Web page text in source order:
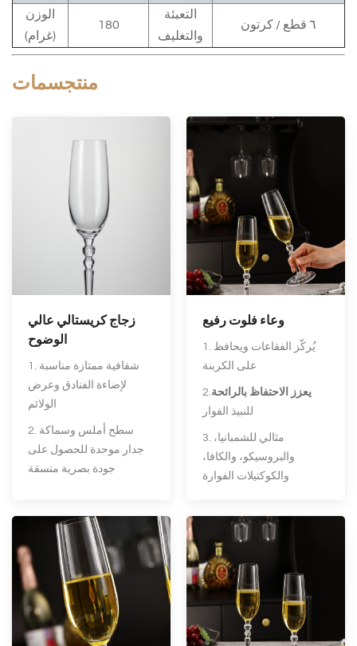
الوزن
(غرام)
180
التعبئة
والتغليف
٦ قطع / كرتون
منتجسمات
زجاج كريستالي عالي
الوضوح
1. شفافية ممتازة مناسبة
لإضاءة الفنادق وعرض
الولائم
2. سطح أملس وسماكة
جدار موحدة للحصول على
جودة بصرية متسقة
وعاء فلوت رفيع
1. يُركّز الفقاعات ويحافظ
على الكربنة
2.يعزز الاحتفاظ بالرائحة
للنبيذ الفوار
3. مثالي للشمبانيا،
والبروسيكو، والكافا،
والكوكتيلات الفوارة